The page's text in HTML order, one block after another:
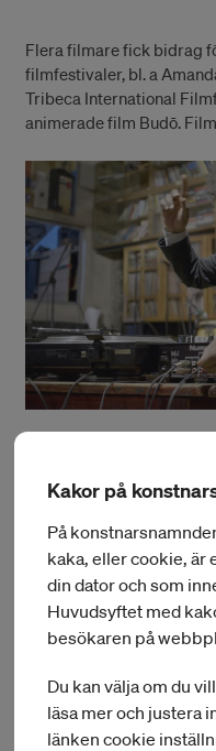
Flera filmare fick bidrag
filmfestivaler, bl. a
Tribeca International
animerade film Budō.
Julia Stanislawska fick
göra en dokumentärfilm
skyddad musikscen för
och dans och drivs av
Bidrag till internationella
löpande och beslutas
inom film och teater
beslutas i oktober.
Kakor på
På
kaka, eller cookie, är
din dator och som
Huvudsyftet med
besökaren på
Du kan välja om du
läsa mer och justera
länken cookie